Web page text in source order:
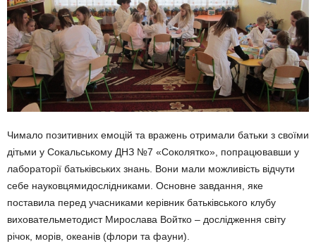
Чимало позитивних емоцій та вражень отримали батьки з своїми
дітьми у Сокальському ДНЗ №7 «Соколятко», попрацювавши у
лабораторії батьківських знань. Вони мали можливість відчути
себе науковцямидослідниками. Основне завдання, яке
поставила перед учасниками керівник батьківського клубу
виховательметодист Мирослава Войтко – дослідження світу
річок, морів, океанів (флори та фауни).